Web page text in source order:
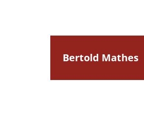
Bertold Mathes